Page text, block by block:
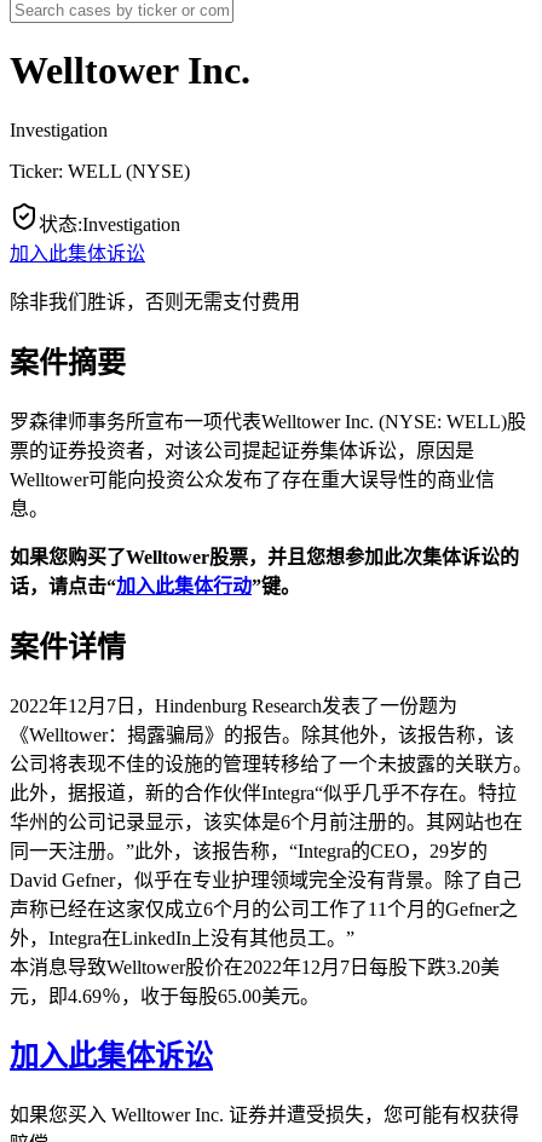
Welltower Inc.
Investigation
Ticker: WELL (NYSE)
状态:Investigation
加入此集体诉讼
除非我们胜诉，否则无需支付费用
案件摘要
罗森律师事务所宣布一项代表Welltower Inc. (NYSE: WELL)股
票的证券投资者，对该公司提起证券集体诉讼，原因是
Welltower可能向投资公众发布了存在重大误导性的商业信
息。
如果您购买了Welltower股票，并且您想参加此次集体诉讼的
话，请点击“加入此集体行动”键。
案件详情
2022年12月7日，Hindenburg Research发表了一份题为
《Welltower：揭露骗局》的报告。除其他外，该报告称，该
公司将表现不佳的设施的管理转移给了一个未披露的关联方。
此外，据报道，新的合作伙伴Integra“似乎几乎不存在。特拉
华州的公司记录显示，该实体是6个月前注册的。其网站也在
同一天注册。”此外，该报告称，“Integra的CEO，29岁的
David Gefner，似乎在专业护理领域完全没有背景。除了自己
声称已经在这家仅成立6个月的公司工作了11个月的Gefner之
外，Integra在LinkedIn上没有其他员工。”
本消息导致Welltower股价在2022年12月7日每股下跌3.20美
元，即4.69％，收于每股65.00美元。
加入此集体诉讼
如果您买入 Welltower Inc. 证券并遭受损失，您可能有权获得